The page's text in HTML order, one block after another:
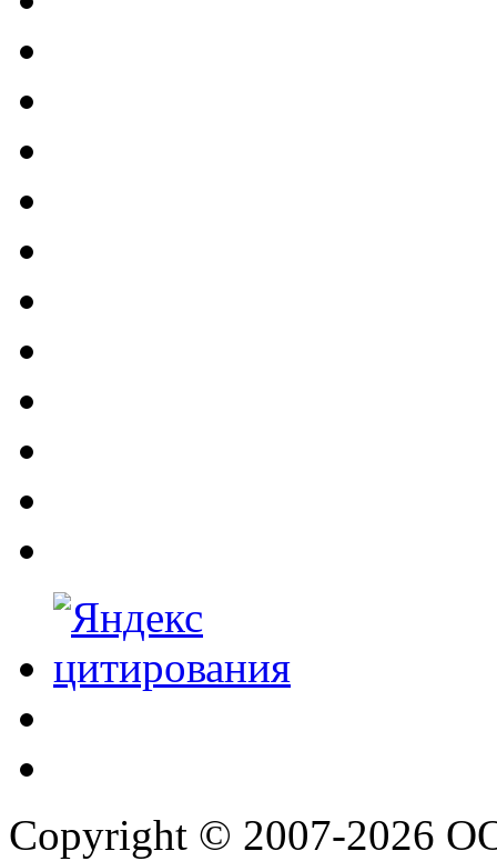
Copyright © 2007-2026